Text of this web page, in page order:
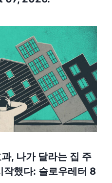
, 나가 달라는 집 주
작했다: 슬로우레터 8